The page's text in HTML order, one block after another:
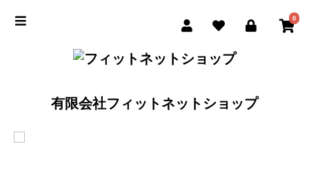
0
有限会社フィットネットショップ